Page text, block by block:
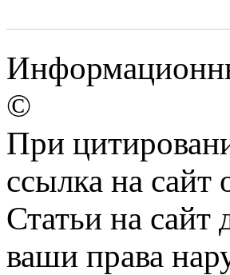
©
При
ссылка на сайт
Статьи на
ваши права